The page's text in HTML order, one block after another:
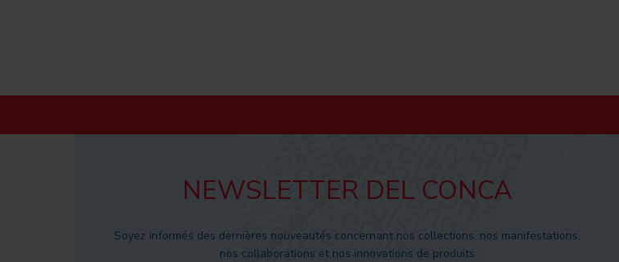
NEWSLETTER DEL CONCA
Soyez informés des dernières nouveautés concernant nos collections, nos manifestations,
nos collaborations et nos innovations de produits